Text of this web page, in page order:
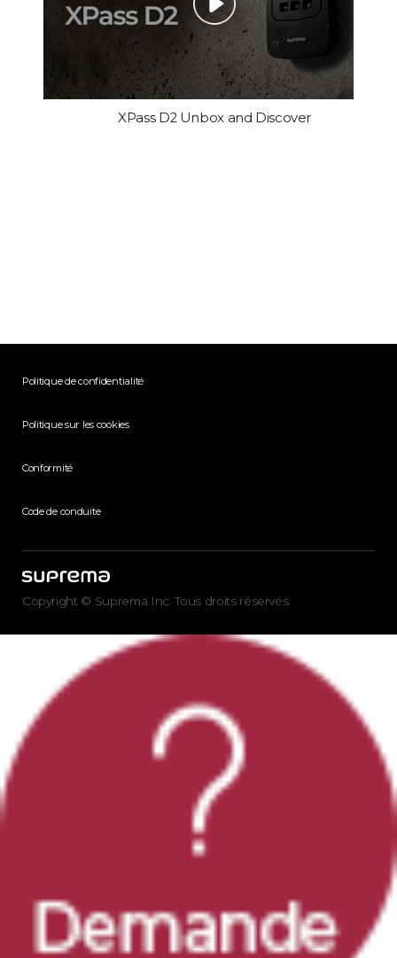
XPass D2 Unbox and Discover
Politique de confidentialité
Politique sur les cookies
Conformité
Code de conduite
Copyright © Suprema Inc. Tous droits réservés.